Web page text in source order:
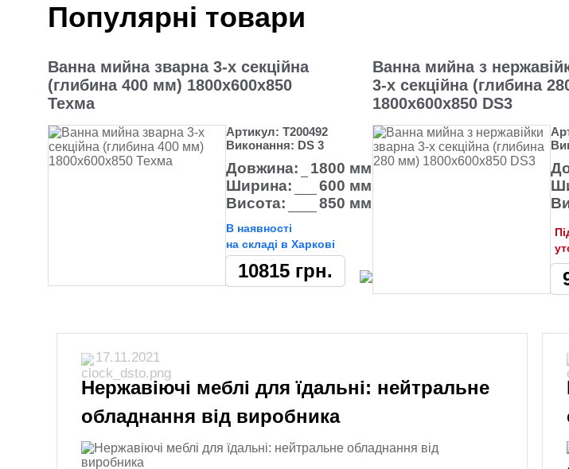
Популярні товари
Ванна мийна зварна 3-х секційна
(глибина 400 мм) 1800х600х850
Техма
Артикул: Т200492
Виконання: DS 3
Довжина:
1800 мм
Ширина:
600 мм
Висота:
850 мм
В наявності
на складі в Харкові
10815 грн.
Ванна мийна з
3-х секційна (глибина
1800х600х850 DS3
17.11.2021
Нержавіючі меблі для їдальні: нейтральне
обладнання від виробника